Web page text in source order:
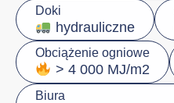
Doki
hydrauliczne
Obciążenie ogniowe
> 4 000 MJ/m2
Biura